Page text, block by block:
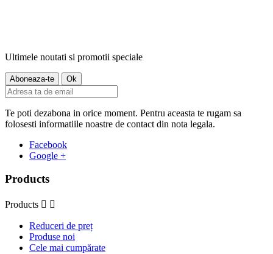
Ultimele noutati si promotii speciale
Te poti dezabona in orice moment. Pentru aceasta te rugam sa
folosesti informatiile noastre de contact din nota legala.
Facebook
Google +
Products
Products  
Reduceri de preț
Produse noi
Cele mai cumpărate